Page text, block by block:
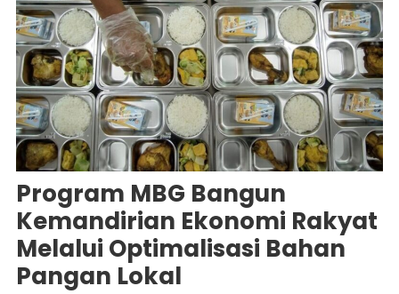
Program MBG Bangun
Kemandirian Ekonomi Rakyat
Melalui Optimalisasi Bahan
Pangan Lokal